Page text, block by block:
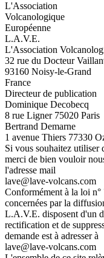
L'Association
Volcanologique
Européenne
L.A.V.E.
L'Association
32 rue du Docteur
93160 Noisy-le-Grand
France
Directeur de publication
Dominique Decobecq
8 rue Ligner 75020 Paris
Bertrand Demarne
1 avenue Thiers 77330
Si vous souhaitez utiliser
merci de bien vouloir
l'adresse mail
lave@lave-volcans.com
Conformément à la loi
concernées par la
L.A.V.E. disposent d'un
rectification et de
demande est à adresser à
lave@lave-volcans.com